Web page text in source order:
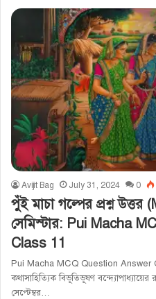
Avijit Bag July 31, 2024 0
পুঁই মাচা গল্পের প্রশ্ন উত্তর
সেমিস্টার: Pui Macha
Class 11
Pui Macha MCQ Question Answer
কথাসাহিত্যিক বিভূতিভূষণ বন্দ্যোপাধ্যায়ের
সেপ্টেম্বর…